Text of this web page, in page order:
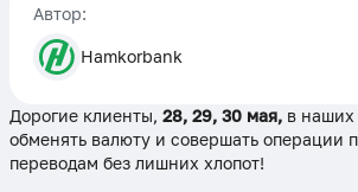
Автор:
Hamkorbank
Дорогие клиенты, 28, 29, 30 мая, в
обменять валюту и совершать операции
переводам без лишних хлопот!